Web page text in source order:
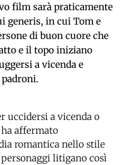
film sarà praticamente
generis, in cui Tom e
di buon cuore che
e il topo iniziano
a vicenda e
uccidersi a vicenda o
affermato
romantica nello stile
personaggi litigano così